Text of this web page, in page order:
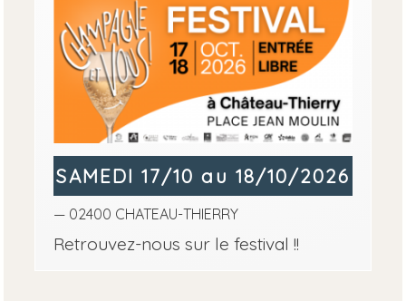
SAMEDI 17/10 au 18/10/2026
— 02400 CHATEAU-THIERRY
Retrouvez-nous sur le festival !!